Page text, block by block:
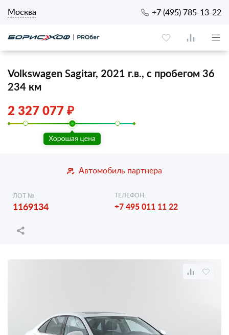
Москва +7 (495) 785-13-22
Volkswagen Sagitar, 2021 г.в., с пробегом 36
234 км
2 327 077 ₽
Автомобиль партнера
ЛОТ №
1169134
ТЕЛЕФОН:
+7 495 011 11 22